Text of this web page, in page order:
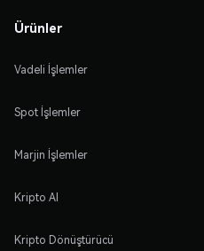
Ürünler
Vadeli İşlemler
Spot İşlemler
Marjin İşlemler
Kripto Al
Kripto Dönüştürücü